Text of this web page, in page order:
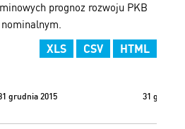
prognoz rozwoju PKB
XLS CSV HTML
grudnia 2015 31 grudnia